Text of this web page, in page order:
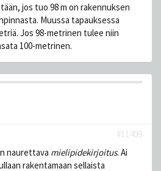
jos tuo 98 m on rakennuksen
Muussa tapauksessa
Jos 98-metrinen tulee niin
100-metrinen.
#11409
naurettava mielipidekirjoitus. Ai
rakentamaan sellaista